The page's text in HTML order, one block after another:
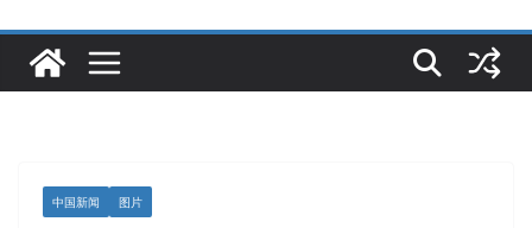
中国新闻 图片